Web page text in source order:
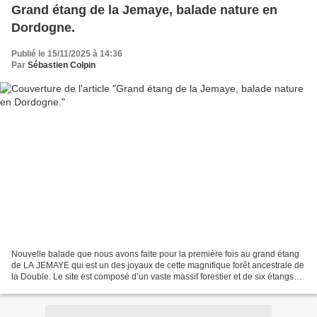
Grand étang de la Jemaye, balade nature en
Dordogne.
Publié le 15/11/2025 à 14:36
Par Sébastien Colpin
Nouvelle balade que nous avons faite pour la première fois au grand étang
de LA JEMAYE qui est un des joyaux de cette magnifique forêt ancestrale de
la Double. Le site est composé d’un vaste massif forestier et de six étangs